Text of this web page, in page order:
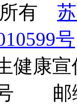
所有
号
健康
号 邮